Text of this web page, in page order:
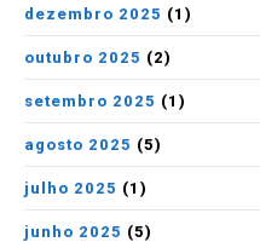
dezembro 2025 (1)
outubro 2025 (2)
setembro 2025 (1)
agosto 2025 (5)
julho 2025 (1)
junho 2025 (5)